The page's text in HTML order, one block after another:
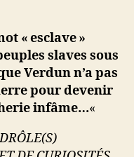
« esclave »
slaves sous
Verdun n’a pas
pour devenir
infâme…«
DRÔLE(S)